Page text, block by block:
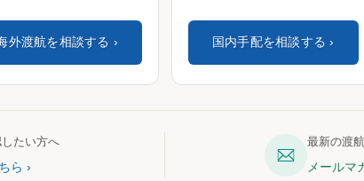
外渡航を相談する 国内手配を相談する
たい方へ
ら
最新の渡
メールマ